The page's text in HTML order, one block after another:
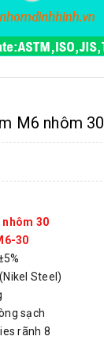
M6 nhôm 30
nhôm 30
30
Steel)
sạch
rãnh 8